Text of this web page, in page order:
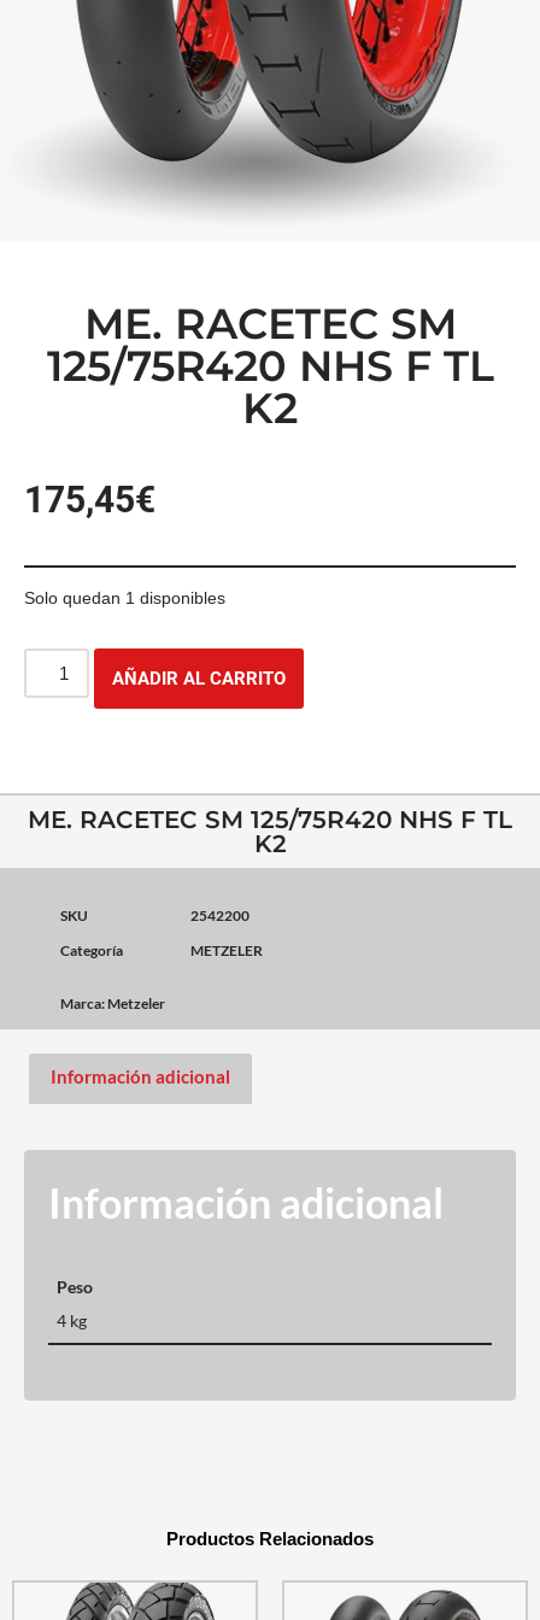
ME. RACETEC SM
125/75R420 NHS F TL
K2
175,45€
Solo quedan 1 disponibles
AÑADIR AL CARRITO
ME. RACETEC SM 125/75R420 NHS F TL
K2
SKU
2542200
Categoría
METZELER
Marca: Metzeler
Información adicional
Información adicional
Peso
4 kg
Productos Relacionados